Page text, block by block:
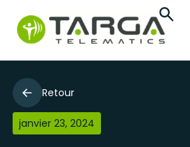
Retour
janvier 23, 2024